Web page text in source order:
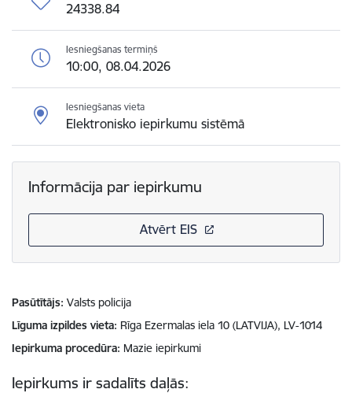
24338.84
Iesniegšanas termiņš
10:00, 08.04.2026
Iesniegšanas vieta
Elektronisko iepirkumu sistēmā
Informācija par iepirkumu
Atvērt EIS
Pasūtītājs Valsts policija
Līguma izpildes vieta Rīga Ezermalas iela 10 (LATVIJA), LV-1014
Iepirkuma procedūra Mazie iepirkumi
Iepirkums ir sadalīts daļās: